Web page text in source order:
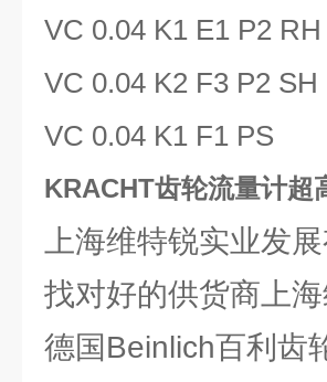
‌VC 0.04 K1 E1 P2 RH‌
‌VC 0.04 K2 F3 P2 SH‌
‌VC 0.04 K1 F1 PS‌
KRACHT齿轮流量计超
上海维特锐实业发
找对好的供货商上
德国Beinlich百利齿